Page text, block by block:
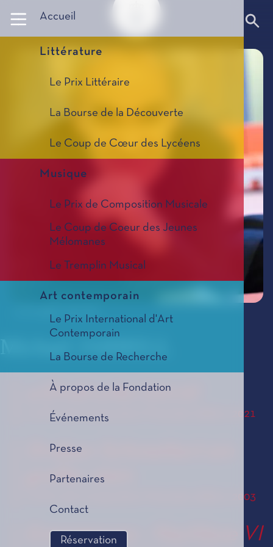
Accueil
Littérature
Le Prix Littéraire
La Bourse de la Découverte
Le Coup de Cœur des Lycéens
Musique
Le Prix de Composition Musicale
Le Coup de Coeur des Jeunes
Mélomanes
Le Tremplin Musical
Art contemporain
Le Prix International d'Art
Contemporain
La Bourse de Recherche
À propos de la Fondation
Événements
Presse
Partenaires
Contact
Réservation
Michael JARRELL
4 Eïndrucke (2019)
Le Prix de Composition Musicale, édition 2021
Droben Schmettert ein
greller stein
Le Prix de Composition Musicale, édition 2003
Emergences - Nachlese VI